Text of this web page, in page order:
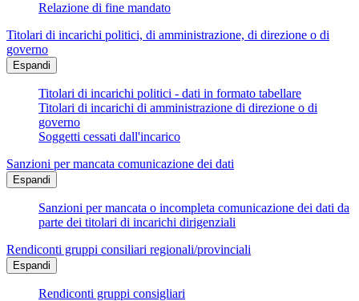
Relazione di fine mandato
Titolari di incarichi politici, di amministrazione, di direzione o di
governo
Espandi
Titolari di incarichi politici - dati in formato tabellare
Titolari di incarichi di amministrazione di direzione o di
governo
Soggetti cessati dall'incarico
Sanzioni per mancata comunicazione dei dati
Espandi
Sanzioni per mancata o incompleta comunicazione dei dati da
parte dei titolari di incarichi dirigenziali
Rendiconti gruppi consiliari regionali/provinciali
Espandi
Rendiconti gruppi consigliari